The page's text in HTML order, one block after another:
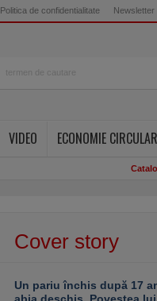
Politica de confidentialitate Newsletter
VIDEO ECONOMIE
Cover story
Un pariu închis după 17